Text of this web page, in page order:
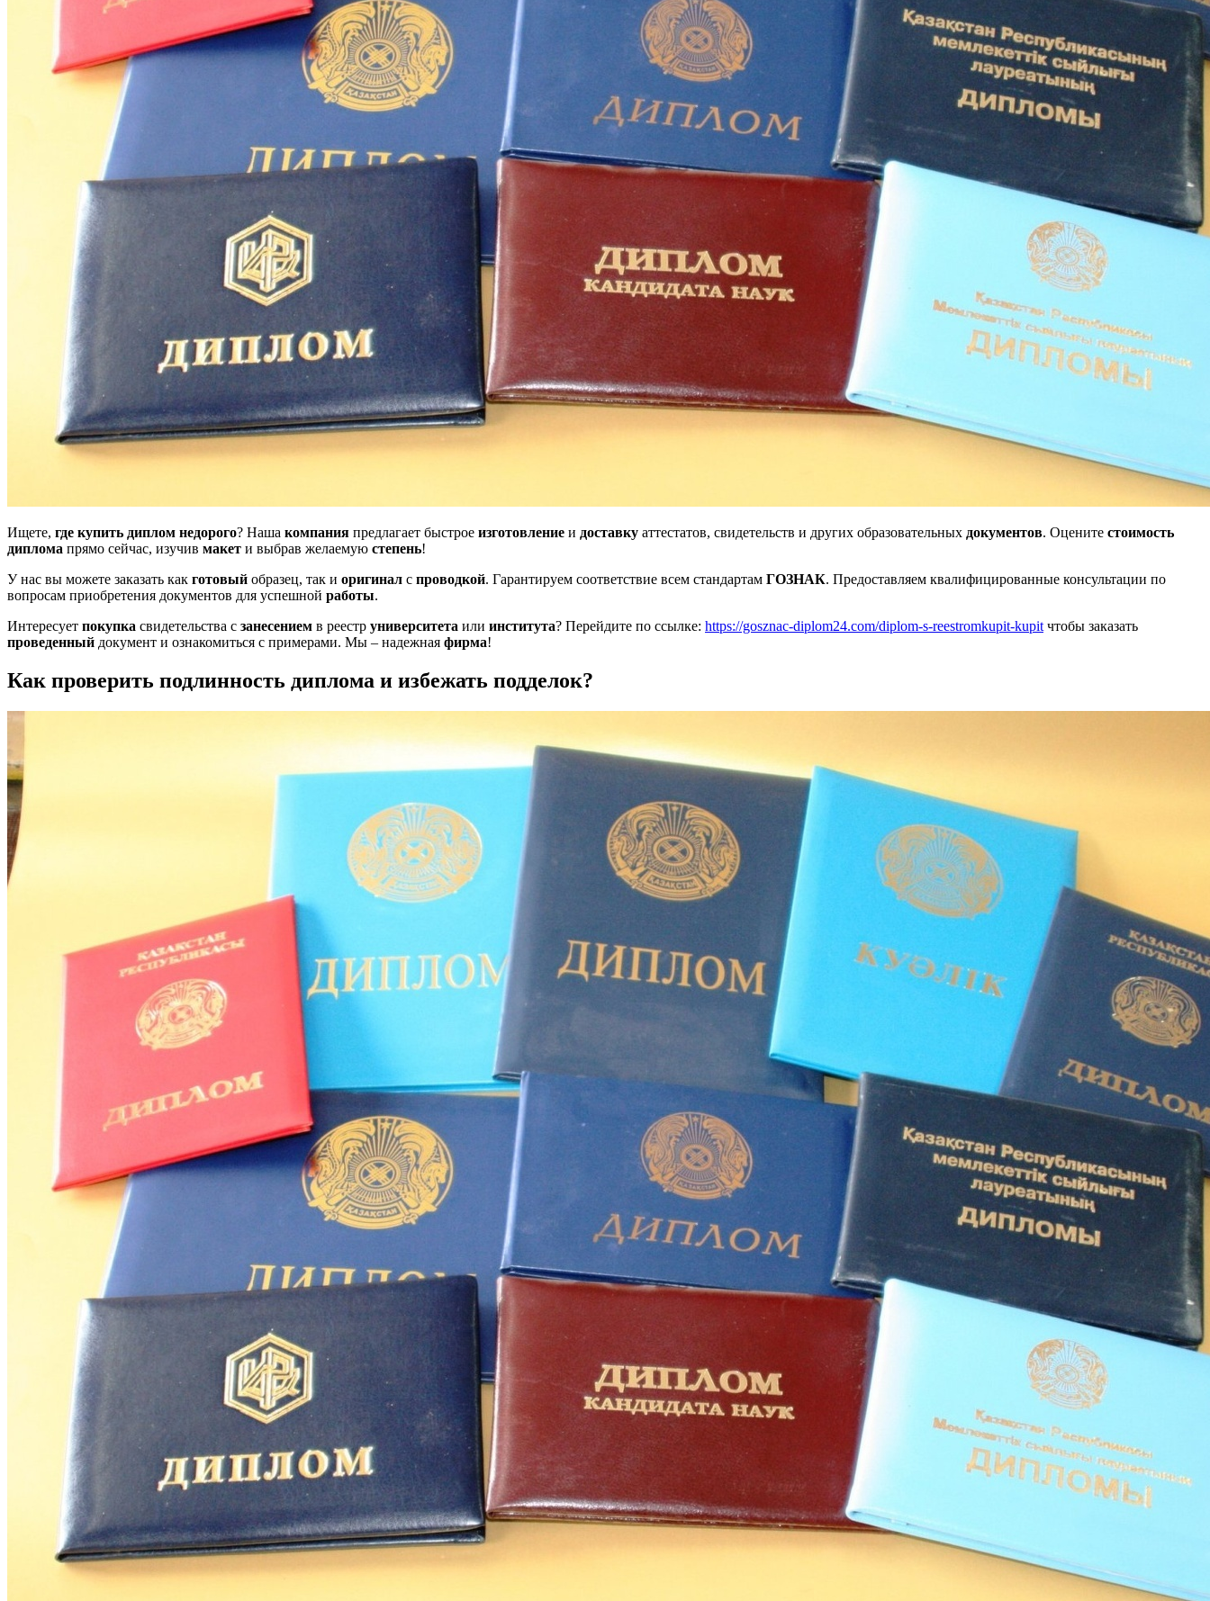
Ищете, где купить диплом недорого? Наша компания предлагает быстрое изготовление и доставку аттестатов, свидетельств и других образовательных документов. Оцените стоимость
диплома прямо сейчас, изучив макет и выбрав желаемую степень!
У нас вы можете заказать как готовый образец, так и оригинал с проводкой. Гарантируем соответствие всем стандартам ГОЗНАК. Предоставляем квалифицированные консультации по
вопросам приобретения документов для успешной работы.
Интересует покупка свидетельства с занесением в реестр университета или института? Перейдите по ссылке: https://gosznac-diplom24.com/diplom-s-reestromkupit-kupit чтобы заказать
проведенный документ и ознакомиться с примерами. Мы – надежная фирма!
Как проверить подлинность диплома и избежать подделок?